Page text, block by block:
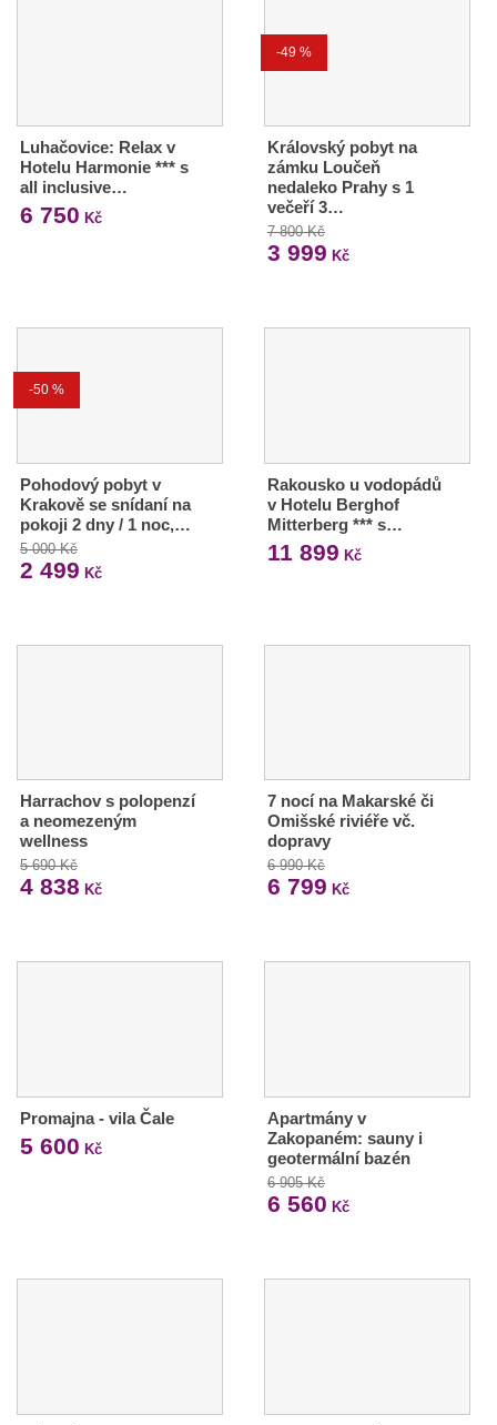
Luhačovice: Relax v
Hotelu Harmonie *** s
all inclusive…
6 750 Kč
-49 %
Královský pobyt na
zámku Loučeň
nedaleko Prahy s 1
večeří 3…
7 800 Kč
3 999 Kč
-50 %
Pohodový pobyt v
Krakově se snídaní na
pokoji 2 dny / 1 noc,…
5 000 Kč
2 499 Kč
Rakousko u vodopádů
v Hotelu Berghof
Mitterberg *** s…
11 899 Kč
Harrachov s polopenzí
a neomezeným
wellness
5 690 Kč
4 838 Kč
7 nocí na Makarské či
Omišské riviéře vč.
dopravy
6 990 Kč
6 799 Kč
Promajna - vila Čale
5 600 Kč
Apartmány v
Zakopaném: sauny i
geotermální bazén
6 905 Kč
6 560 Kč